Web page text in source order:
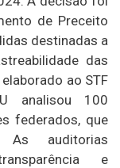
de Preceito
destinadas a
das
ao STF
analisou 100
federados, que
auditorias
e